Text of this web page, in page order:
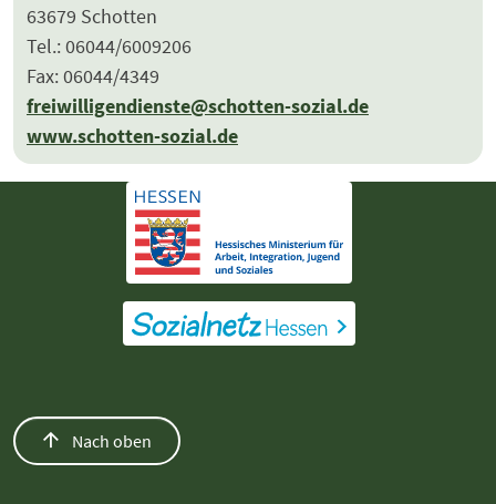
63679 Schotten
Tel.: 06044/6009206
Fax: 06044/4349
freiwilligendienste@schotten-sozial.de
www.schotten-sozial.de
Nach oben